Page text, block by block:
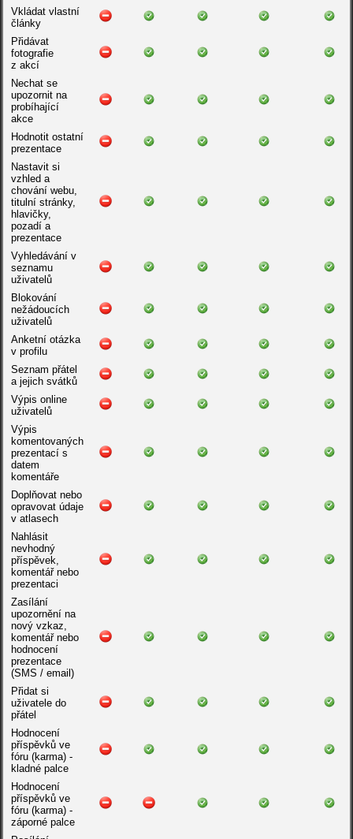
Vkládat vlastní
články
Přidávat
fotografie
z akcí
Nechat se
upozornit na
probíhající
akce
Hodnotit ostatní
prezentace
Nastavit si
vzhled a
chování webu,
titulní stránky,
hlavičky,
pozadí a
prezentace
Vyhledávání v
seznamu
uživatelů
Blokování
nežádoucích
uživatelů
Anketní otázka
v profilu
Seznam přátel
a jejich svátků
Výpis online
uživatelů
Výpis
komentovaných
prezentací s
datem
komentáře
Doplňovat nebo
opravovat údaje
v atlasech
Nahlásit
nevhodný
příspěvek,
komentář nebo
prezentaci
Zasílání
upozornění na
nový vzkaz,
komentář nebo
hodnocení
prezentace
(SMS / email)
Přidat si
uživatele do
přátel
Hodnocení
příspěvků ve
fóru (karma) -
kladné palce
Hodnocení
příspěvků ve
fóru (karma) -
záporné palce